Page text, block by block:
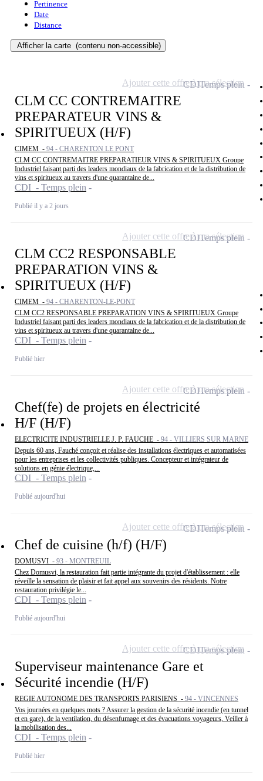
Pertinence
Date
Distance
Afficher la carte (contenu non-accessible)
CLM CC CONTREMAITRE
PREPARATEUR VINS &
SPIRITUEUX (H/F)
CIMEM - 94 - CHARENTON LE PONT
CLM CC CONTREMAITRE PREPARATIEUR VINS & SPIRITUEUX Groupe
Industriel faisant parti des leaders mondiaux de la fabrication et de la distribution de
vins et spiritueux au travers d'une quarantaine de...
CDI - Temps plein
Publié il y a 2 jours
CDITemps plein
Ajouter cette offre à ma sélection
CLM CC2 RESPONSABLE
PREPARATION VINS &
SPIRITUEUX (H/F)
CIMEM - 94 - CHARENTON-LE-PONT
CLM CC2 RESPONSABLE PREPARATION VINS & SPIRITUEUX Groupe
Industriel faisant parti des leaders mondiaux de la fabrication et de la distribution de
vins et spiritueux au travers d'une quarantaine de...
CDI - Temps plein
Publié hier
CDITemps plein
Ajouter cette offre à ma sélection
Chef(fe) de projets en électricité
H/F (H/F)
ELECTRICITE INDUSTRIELLE J. P. FAUCHE - 94 - VILLIERS SUR MARNE
Depuis 60 ans, Fauché conçoit et réalise des installations électriques et automatisées
pour les entreprises et les collectivités publiques. Concepteur et intégrateur de
solutions en génie électrique,...
CDI - Temps plein
Publié aujourd'hui
CDITemps plein
Ajouter cette offre à ma sélection
Chef de cuisine (h/f) (H/F)
DOMUSVI - 93 - MONTREUIL
Chez Domusvi, la restauration fait partie intégrante du projet d'établissement : elle
réveille la sensation de plaisir et fait appel aux souvenirs des résidents. Notre
restauration privilégie le...
CDI - Temps plein
Publié aujourd'hui
CDITemps plein
Ajouter cette offre à ma sélection
Superviseur maintenance Gare et
Sécurité incendie (H/F)
REGIE AUTONOME DES TRANSPORTS PARISIENS - 94 - VINCENNES
Vos journées en quelques mots ? Assurer la gestion de la sécurité incendie (en tunnel
et en gare), de la ventilation, du désenfumage et des évacuations voyageurs, Veiller à
la mobilisation des...
CDI - Temps plein
Publié hier
CDITemps plein
Ajouter cette offre à ma sélection